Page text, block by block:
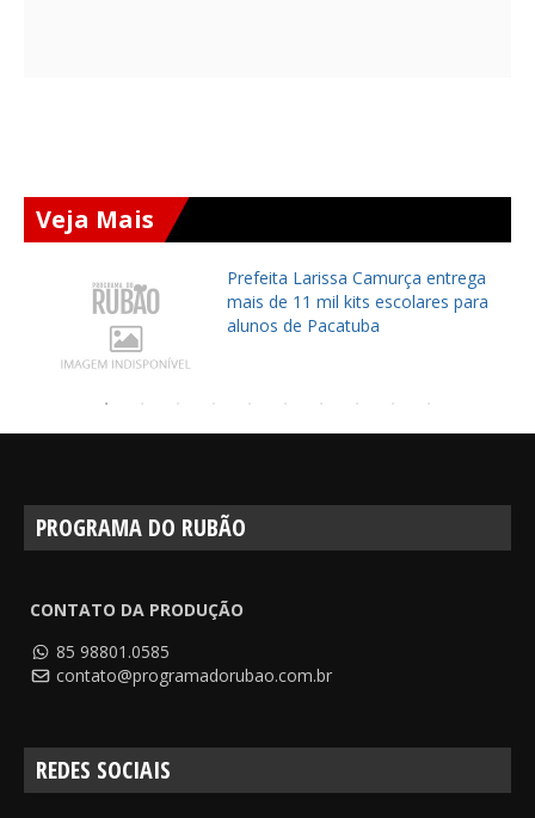
Veja Mais
Prefeita Larissa Camurça entrega
mais de 11 mil kits escolares para
alunos de Pacatuba
PROGRAMA DO RUBÃO
CONTATO DA PRODUÇÃO
85 98801.0585
contato@programadorubao.com.br
REDES SOCIAIS